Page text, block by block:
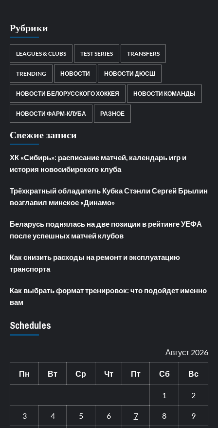
Рубрики
LEAGUES & CLUBS TEST SERIES TRANSFERS
TRENDING НОВОСТИ НОВОСТИ ДЮСШ
НОВОСТИ БЕЛОРУССКОГО ХОККЕЯ НОВОСТИ КОМАНДЫ
НОВОСТИ ФАРМ-КЛУБА РАЗНОЕ
Свежие записи
ХК «Сибирь»: расписание матчей, календарь игр и
история новосибирского клуба
Трёхкратный обладатель Кубка Стэнли Сергей Брылин
возглавил минское «Динамо»
Беларусь поднялась на две позиции в рейтинге УЕФА
после успешных матчей клубов
Как снизить расходы на ремонт и эксплуатацию
транспорта
Как выбрать формат тренировок: что подойдет именно
вам
Schedules
Август 2026
Пн Вт Ср Чт Пт Сб Вс
1 2
3 4 5 6 7 8 9